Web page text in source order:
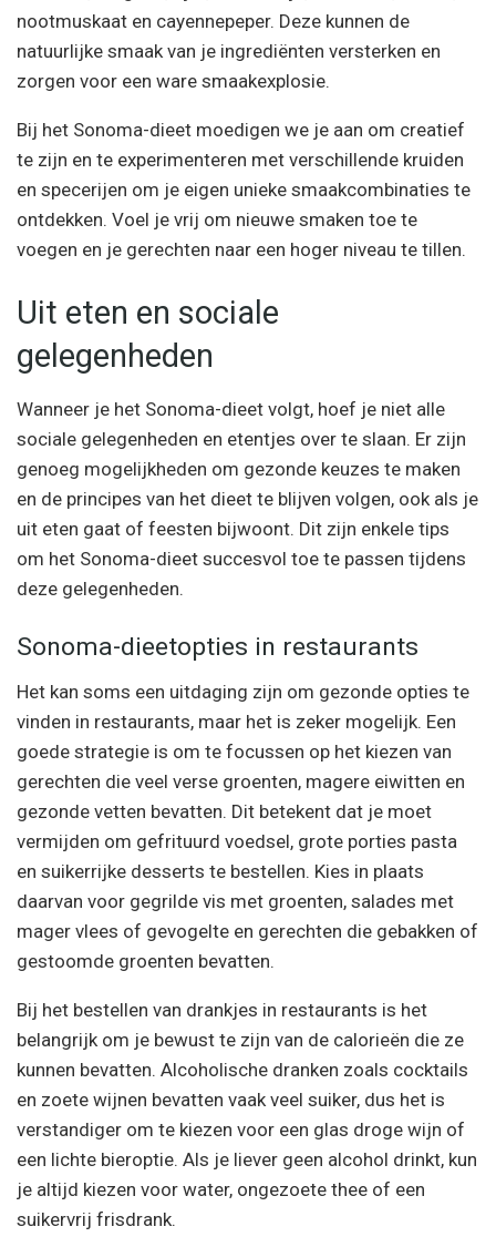
nootmuskaat en cayennepeper. Deze kunnen de
natuurlijke smaak van je ingrediënten versterken en
zorgen voor een ware smaakexplosie.
Bij het Sonoma-dieet moedigen we je aan om creatief
te zijn en te experimenteren met verschillende kruiden
en specerijen om je eigen unieke smaakcombinaties te
ontdekken. Voel je vrij om nieuwe smaken toe te
voegen en je gerechten naar een hoger niveau te tillen.
Uit eten en sociale
gelegenheden
Wanneer je het Sonoma-dieet volgt, hoef je niet alle
sociale gelegenheden en etentjes over te slaan. Er zijn
genoeg mogelijkheden om gezonde keuzes te maken
en de principes van het dieet te blijven volgen, ook als je
uit eten gaat of feesten bijwoont. Dit zijn enkele tips
om het Sonoma-dieet succesvol toe te passen tijdens
deze gelegenheden.
Sonoma-dieetopties in restaurants
Het kan soms een uitdaging zijn om gezonde opties te
vinden in restaurants, maar het is zeker mogelijk. Een
goede strategie is om te focussen op het kiezen van
gerechten die veel verse groenten, magere eiwitten en
gezonde vetten bevatten. Dit betekent dat je moet
vermijden om gefrituurd voedsel, grote porties pasta
en suikerrijke desserts te bestellen. Kies in plaats
daarvan voor gegrilde vis met groenten, salades met
mager vlees of gevogelte en gerechten die gebakken of
gestoomde groenten bevatten.
Bij het bestellen van drankjes in restaurants is het
belangrijk om je bewust te zijn van de calorieën die ze
kunnen bevatten. Alcoholische dranken zoals cocktails
en zoete wijnen bevatten vaak veel suiker, dus het is
verstandiger om te kiezen voor een glas droge wijn of
een lichte bieroptie. Als je liever geen alcohol drinkt, kun
je altijd kiezen voor water, ongezoete thee of een
suikervrij frisdrank.